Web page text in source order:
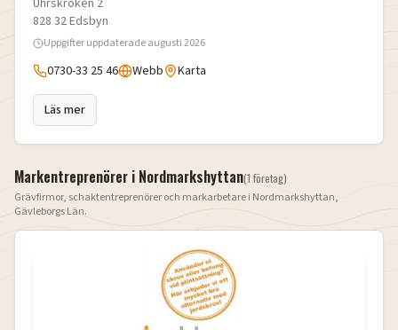
Uhrskroken 2
828 32Edsbyn
Uppgifter uppdateradeaugusti 2026
0730-33 25 46 Webb Karta
Läs mer
Markentreprenörer i Nordmarkshyttan(1 företag)
Grävfirmor, schaktentreprenörer och markarbetare i Nordmarkshyttan,
Gävleborgs Län.